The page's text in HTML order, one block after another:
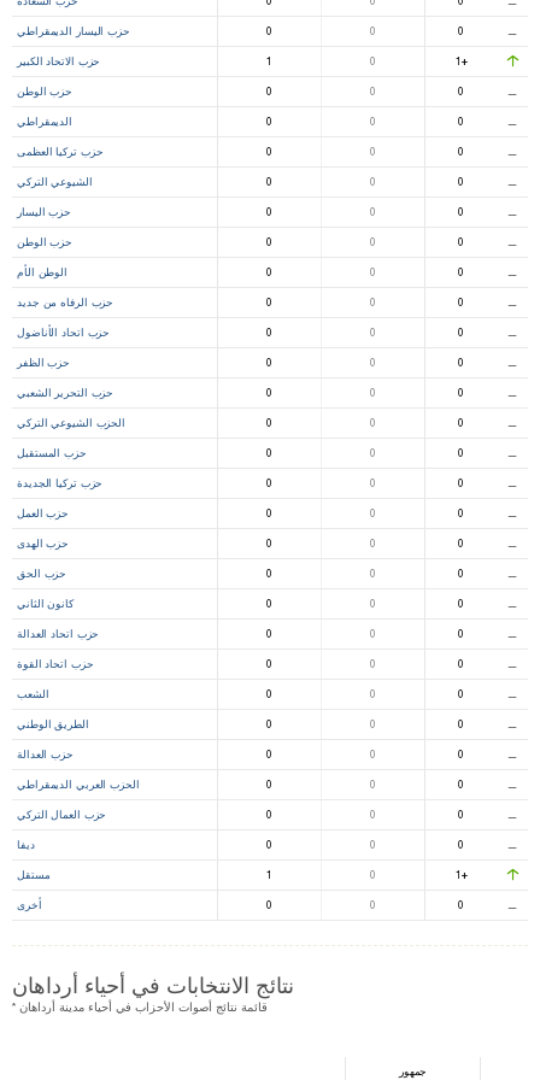
حزب اليسار الديمقراطي 0 0 0
حزب الاتحاد الكبير 1 0 +1
حزب الوطن 0 0 0
الديمقراطي 0 0 0
حزب تركيا العظمى 0 0 0
الشيوعي التركي 0 0 0
حزب اليسار 0 0 0
حزب الوطن 0 0 0
الوطن الأم 0 0 0
حزب الرفاه من جديد 0 0 0
حزب اتحاد الأناضول 0 0 0
حزب الظفر 0 0 0
حزب التحرير الشعبي 0 0 0
الحزب الشيوعي التركي 0 0 0
حزب المستقبل 0 0 0
حزب تركيا الجديدة 0 0 0
حزب العمل 0 0 0
حزب الهدى 0 0 0
حزب الحق 0 0 0
كانون الثاني 0 0 0
حزب اتحاد العدالة 0 0 0
حزب اتحاد القوة 0 0 0
الشعب 0 0 0
الطريق الوطني 0 0 0
حزب العدالة 0 0 0
الحزب العربي الديمقراطي 0 0 0
حزب العمال التركي 0 0 0
ديفا 0 0 0
مستقل 1 0 +1
أخرى 0 0 0
نتائج الانتخابات في أحياء أرداهان
* قائمة نتائج أصوات الأحزاب في أحياء مدينة أرداهان
جمهور